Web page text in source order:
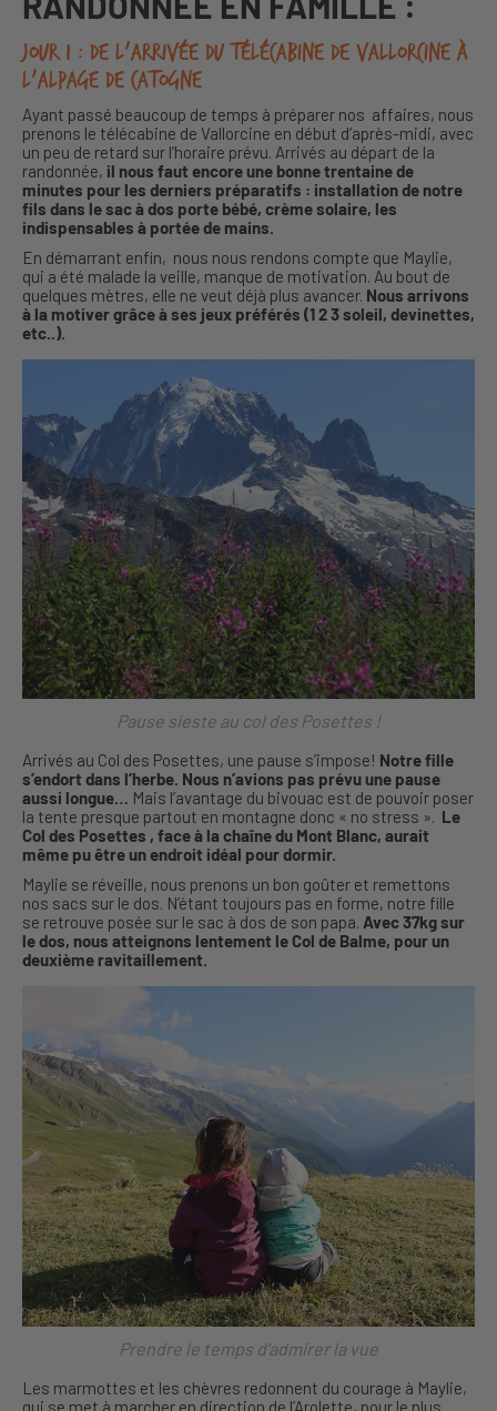
Jour 1 : De l’arrivée du télécabine de Vallorcine à
l’alpage de Catogne
Ayant passé beaucoup de temps à préparer nos affaires, nous
prenons le télécabine de Vallorcine en début d’après-midi, avec
un peu de retard sur l’horaire prévu. Arrivés au départ de la
randonnée, il nous faut encore une bonne trentaine de
minutes pour les derniers préparatifs : installation de notre
fils dans le sac à dos porte bébé, crème solaire, les
indispensables à portée de mains.
En démarrant enfin, nous nous rendons compte que Maylie,
qui a été malade la veille, manque de motivation. Au bout de
quelques mètres, elle ne veut déjà plus avancer. Nous arrivons
à la motiver grâce à ses jeux préférés (1 2 3 soleil, devinettes,
etc..).
Pause sieste au col des Posettes !
Arrivés au Col des Posettes, une pause s’impose! Notre fille
s’endort dans l’herbe. Nous n’avions pas prévu une pause
aussi longue… Mais l’avantage du bivouac est de pouvoir poser
la tente presque partout en montagne donc « no stress ». Le
Col des Posettes , face à la chaîne du Mont Blanc, aurait
même pu être un endroit idéal pour dormir.
Maylie se réveille, nous prenons un bon goûter et remettons
nos sacs sur le dos. N’étant toujours pas en forme, notre fille
se retrouve posée sur le sac à dos de son papa. Avec 37kg sur
le dos, nous atteignons lentement le Col de Balme, pour un
deuxième ravitaillement.
Prendre le temps d’admirer la vue
Les marmottes et les chèvres redonnent du courage à Maylie,
qui se met à marcher en direction de l’Arolette, pour le plus